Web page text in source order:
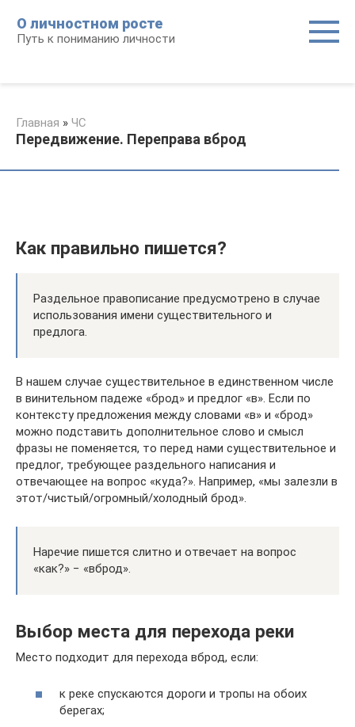
контенту
О личностном росте
Путь к пониманию личности
Главная » ЧС
Передвижение. Переправа вброд
Как правильно пишется?
Раздельное правописание предусмотрено в случае
использования имени существительного и
предлога.
В нашем случае существительное в единственном числе
в винительном падеже «брод» и предлог «в». Если по
контексту предложения между словами «в» и «брод»
можно подставить дополнительное слово и смысл
фразы не поменяется, то перед нами существительное и
предлог, требующее раздельного написания и
отвечающее на вопрос «куда?». Например, «мы залезли в
этот/чистый/огромный/холодный брод».
Наречие пишется слитно и отвечает на вопрос
«как?» − «вброд».
Выбор места для перехода реки
Место подходит для перехода вброд, если:
к реке спускаются дороги и тропы на обоих
берегах;